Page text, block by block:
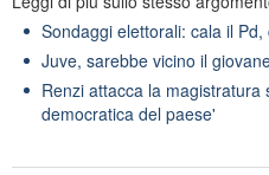
Sondaggi elettorali: cala il
Juve, sarebbe vicino il
Renzi attacca la magistratura
democratica del paese'